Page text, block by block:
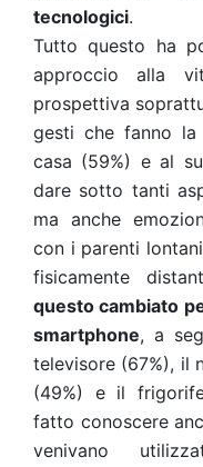
tecnologici.
Tutto questo ha
approccio alla
prospettiva
gesti che fanno la
casa (59%) e al
dare sotto tanti
ma anche
con i parenti
fisicamente
questo cambiato
smartphone, a
televisore (67%), il
(49%) e il
fatto conoscere
venivano